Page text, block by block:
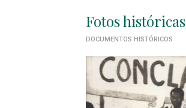
Fotos históricas
DOCUMENTOS HISTÓRICOS